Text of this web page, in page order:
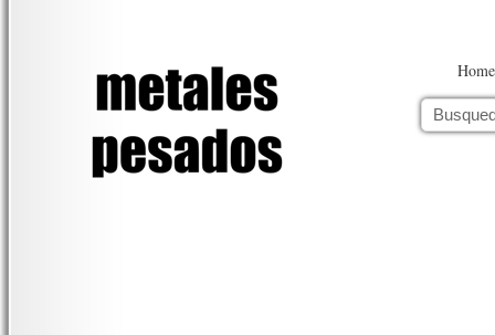
Home